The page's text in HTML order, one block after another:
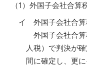
（1）外国子会社合
イ 外国子会社合算
外国子会社合算
人税）で判決が
間に確定し、更